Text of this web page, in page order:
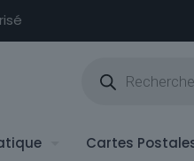
produits
Cartes